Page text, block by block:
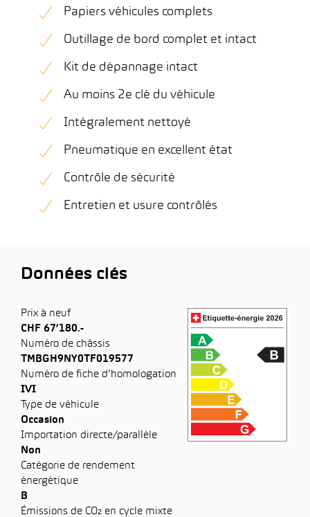
Papiers véhicules complets
Outillage de bord complet et intact
Kit de dépannage intact
Au moins 2e clé du véhicule
Intégralement nettoyé
Pneumatique en excellent état
Contrôle de sécurité
Entretien et usure contrôlés
Données clés
Prix à neuf
CHF 67’180.-
Numéro de châssis
TMBGH9NY0TF019577
Numéro de fiche d’homologation
IVI
Type de véhicule
Occasion
Importation directe/parallèle
Non
Catégorie de rendement
énergétique
B
Émissions de CO₂ en cycle mixte